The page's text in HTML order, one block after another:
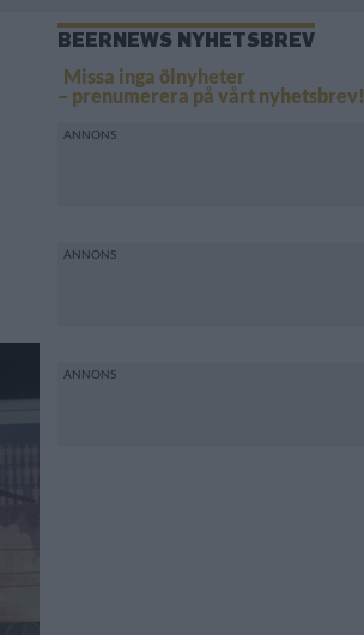
BEERNEWS NYHETSBREV
Missa inga ölnyheter
– prenumerera på vårt nyhetsbrev!